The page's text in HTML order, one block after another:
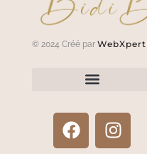
© 2024 Créé par